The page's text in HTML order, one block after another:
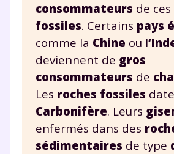
consommateurs de ces
fossiles. Certains pays
comme la Chine ou l
deviennent de gros
consommateurs de
Les roches fossiles
Carbonifère. Leurs
enfermés dans des
sédimentaires de type
Votre adresse e-mail sera
vous envoyer notre newsletter.
désinscrire à tout moment, à travers
désinscription présent dans chaque
en savoir plus sur la gestion de vos
personnelles et pour exercer vos
consulternotre charte.